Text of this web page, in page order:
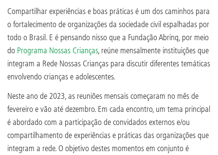
Compartilhar experiências e boas práticas é um dos caminhos para
o fortalecimento de organizações da sociedade civil espalhadas por
todo o Brasil. E é pensando nisso que a Fundação Abrinq, por meio
do Programa Nossas Crianças, reúne mensalmente instituições que
integram a Rede Nossas Crianças para discutir diferentes temáticas
envolvendo crianças e adolescentes.
Neste ano de 2023, as reuniões mensais começaram no mês de
fevereiro e vão até dezembro. Em cada encontro, um tema principal
é abordado com a participação de convidados externos e/ou
compartilhamento de experiências e práticas das organizações que
integram a rede. O objetivo destes momentos em conjunto é